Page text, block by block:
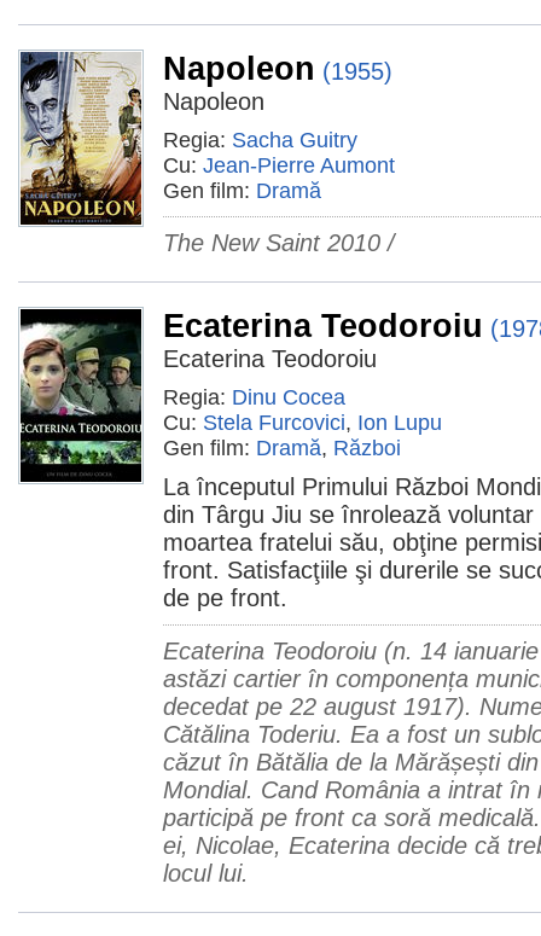
Napoleon (1955)
Napoleon
Regia: Sacha Guitry
Cu: Jean-Pierre Aumont
Gen film: Dramă
The New Saint 2010 /
Ecaterina Teodoroiu
Ecaterina Teodoroiu
Regia: Dinu Cocea
Cu: Stela Furcovici, Ion Lupu
Gen film: Dramă, Război
La începutul Primului Război
din Târgu Jiu se înrolează
moartea fratelui său, obţine
front. Satisfacţiile şi durerile se
de pe front.
Ecaterina Teodoroiu (n. 14
astăzi cartier în componența
decedat pe 22 august 1917).
Cătălina Toderiu. Ea a fost un
căzut în Bătălia de la Mărășești
Mondial. Cand România a intrat în
participă pe front ca soră
ei, Nicolae, Ecaterina decide că
locul lui.